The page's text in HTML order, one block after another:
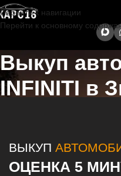
Перейти к навигации
Перейти к основному
Выкуп
INFINITI в
ВЫКУП
ОЦЕНКА 5